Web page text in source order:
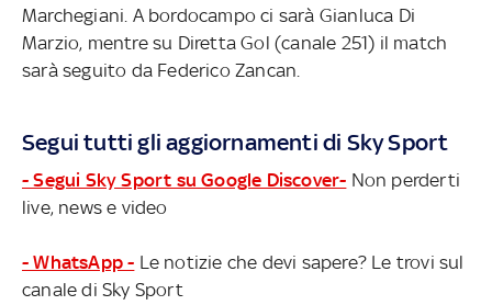
Marchegiani. A bordocampo ci sarà Gianluca Di
Marzio, mentre su Diretta Gol (canale 251) il match
sarà seguito da Federico Zancan.
Segui tutti gli aggiornamenti di Sky Sport
- Segui Sky Sport su Google Discover- Non perderti
live, news e video
- WhatsApp - Le notizie che devi sapere? Le trovi sul
canale di Sky Sport